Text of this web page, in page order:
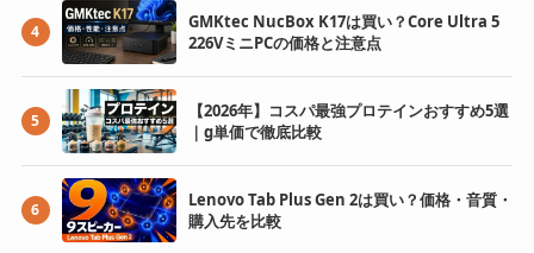
4
GMKtec NucBox K17は買い？Core Ultra 5
226VミニPCの価格と注意点
5
【2026年】コスパ最強プロテインおすすめ5選
｜g単価で徹底比較
6
Lenovo Tab Plus Gen 2は買い？価格・音質・
購入先を比較